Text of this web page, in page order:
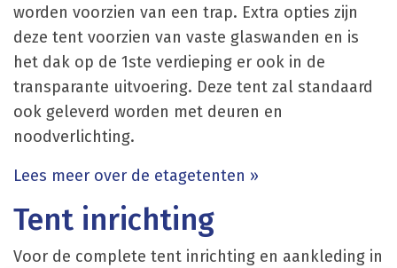
worden voorzien van een trap. Extra opties zijn
deze tent voorzien van vaste glaswanden en is
het dak op de 1ste verdieping er ook in de
transparante uitvoering. Deze tent zal standaard
ook geleverd worden met deuren en
noodverlichting.
Lees meer over de etagetenten »
Tent inrichting
Voor de complete tent inrichting en aankleding in